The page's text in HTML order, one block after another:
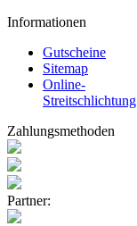
Informationen
Gutscheine
Sitemap
Online-
Streitschlichtung
Zahlungsmethoden
Partner: